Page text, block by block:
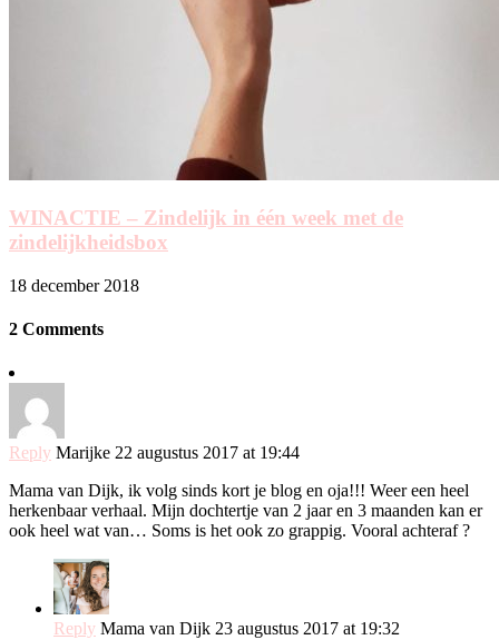
WINACTIE – Zindelijk in één week met de
zindelijkheidsbox
18 december 2018
2 Comments
Reply Marijke 22 augustus 2017 at 19:44
Mama van Dijk, ik volg sinds kort je blog en oja!!! Weer een heel
herkenbaar verhaal. Mijn dochtertje van 2 jaar en 3 maanden kan er
ook heel wat van… Soms is het ook zo grappig. Vooral achteraf ?
Reply Mama van Dijk 23 augustus 2017 at 19:32